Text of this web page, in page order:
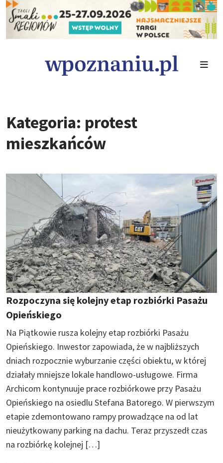
Kategoria: protest
mieszkańców
Rozpoczyna się kolejny etap rozbiórki Pasażu
Opieńskiego
Na Piątkowie rusza kolejny etap rozbiórki Pasażu
Opieńskiego. Inwestor zapowiada, że w najbliższych
dniach rozpocznie wyburzanie części obiektu, w której
działały mniejsze lokale handlowo-usługowe. Firma
Archicom kontynuuje prace rozbiórkowe przy Pasażu
Opieńskiego na osiedlu Stefana Batorego. W pierwszym
etapie zdemontowano rampy prowadzące na od lat
nieużytkowany parking na dachu. Teraz przyszedł czas
na rozbiórkę kolejnej […]